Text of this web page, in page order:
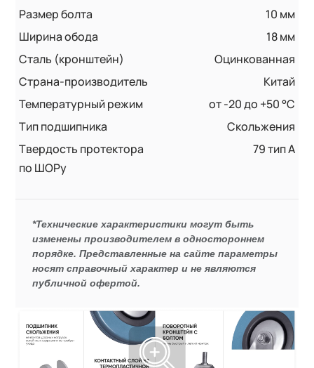
Размер болта
10 мм
Ширина обода
18 мм
Сталь (кронштейн)
Оцинкованная
Страна-производитель
Китай
Температурный режим
от -20 до +50 °С
Тип подшипника
Скольжения
Твердость протектора
по ШОРу
79 тип А
*Технические характеристики могут быть
изменены производителем в одностороннем
порядке. Представленные на сайте параметры
носят справочный характер и не являются
публичной офертой.